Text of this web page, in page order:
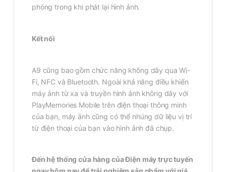
phóng trong khi phát lại hình ảnh.
Kết nối
A9 cũng bao gồm chức năng không dây qua Wi-
Fi, NFC và Bluetooth. Ngoài khả năng điều khiển
máy ảnh từ xa và truyền hình ảnh không dây với
PlayMemories Mobile trên điện thoại thông minh
của bạn, máy ảnh cũng có thể nhúng dữ liệu vị trí
từ điện thoại của bạn vào hình ảnh đã chụp.
Đến hệ thống cửa hàng của Điện máy trực tuyến